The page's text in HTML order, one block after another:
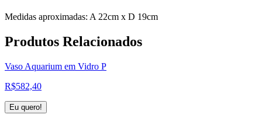
Medidas aproximadas: A 22cm x D 19cm
Produtos Relacionados
Vaso Aquarium em Vidro P
R$582,40
Eu quero!